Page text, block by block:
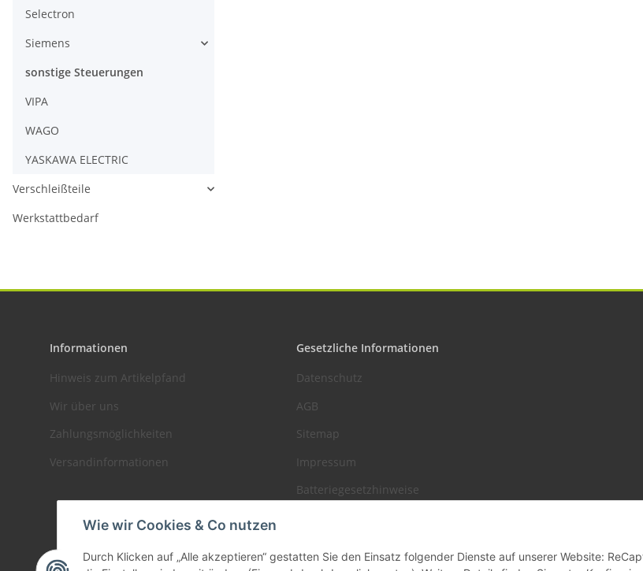
Wie wir Cookies & Co nutzen
Durch Klicken auf „Alle akzeptieren“ gestatten Sie den Einsatz folgender Dienste auf unserer Website:
Selectron
Siemens
sonstige Steuerungen
VIPA
WAGO
YASKAWA ELECTRIC
Verschleißteile
Werkstattbedarf
Informationen
Hinweis zum Artikelpfand
Wir über uns
Zahlungsmöglichkeiten
Versandinformationen
Gesetzliche Informationen
Datenschutz
AGB
Sitemap
Impressum
Batteriegesetzhinweise